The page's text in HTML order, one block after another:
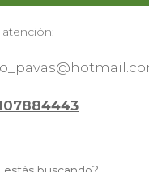
atención:
De Interior>